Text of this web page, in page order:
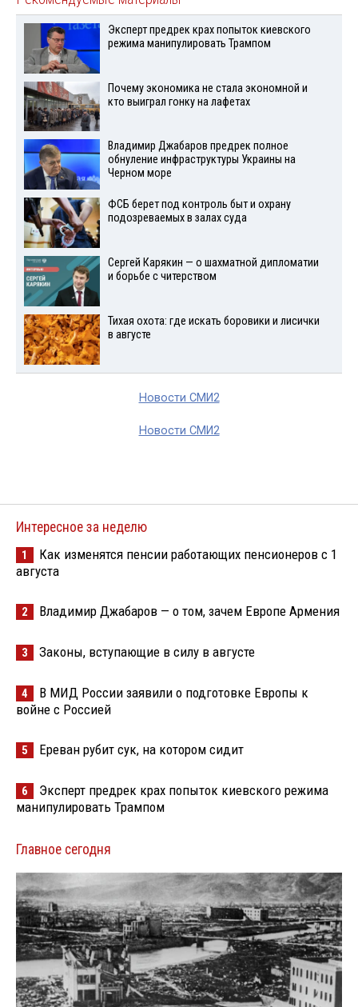
Эксперт предрек крах попыток киевского
режима манипулировать Трампом
Почему экономика не стала экономной и
кто выиграл гонку на лафетах
Владимир Джабаров предрек полное
обнуление инфраструктуры Украины на
Черном море
ФСБ берет под контроль быт и охрану
подозреваемых в залах суда
Сергей Карякин — о шахматной дипломатии
и борьбе с читерством
Тихая охота: где искать боровики и лисички
в августе
Новости СМИ2
Новости СМИ2
Интересное за неделю
1
Как изменятся пенсии работающих пенсионеров с 1
августа
2 Владимир Джабаров — о том, зачем Европе Армения
3 Законы, вступающие в силу в августе
4
В МИД России заявили о подготовке Европы к
войне с Россией
5 Ереван рубит сук, на котором сидит
6
Эксперт предрек крах попыток киевского режима
манипулировать Трампом
Главное сегодня